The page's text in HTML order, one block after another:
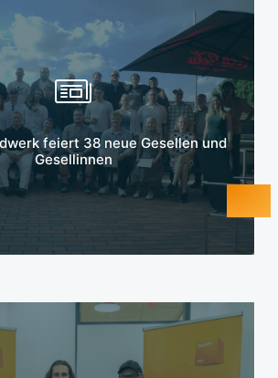
feiert 38 neue Gesellen und
Gesellinnen
Mehr erfahren